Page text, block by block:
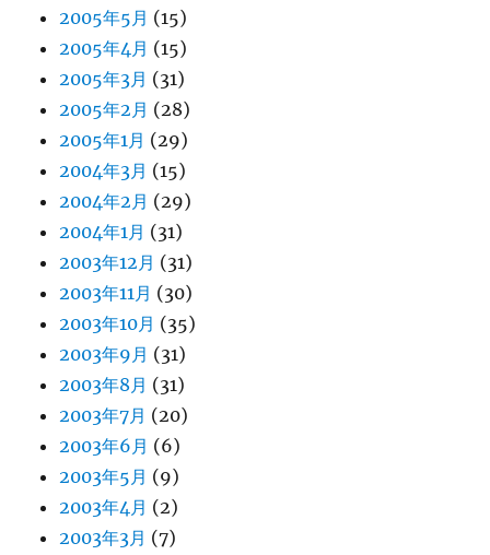
2005年5月 (15)
2005年4月 (15)
2005年3月 (31)
2005年2月 (28)
2005年1月 (29)
2004年3月 (15)
2004年2月 (29)
2004年1月 (31)
2003年12月 (31)
2003年11月 (30)
2003年10月 (35)
2003年9月 (31)
2003年8月 (31)
2003年7月 (20)
2003年6月 (6)
2003年5月 (9)
2003年4月 (2)
2003年3月 (7)